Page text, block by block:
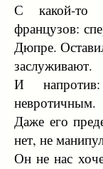
С какой-то
французов:
Дюпре.
заслуживают.
И
невротичным.
Даже его
нет, не
Он не нас